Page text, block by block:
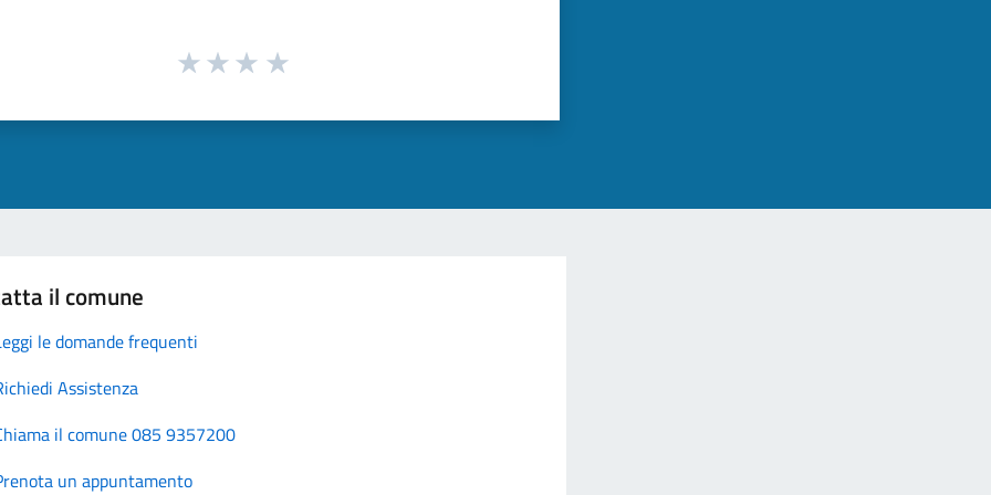
il comune
le domande frequenti
Assistenza
il comune 085 9357200
un appuntamento